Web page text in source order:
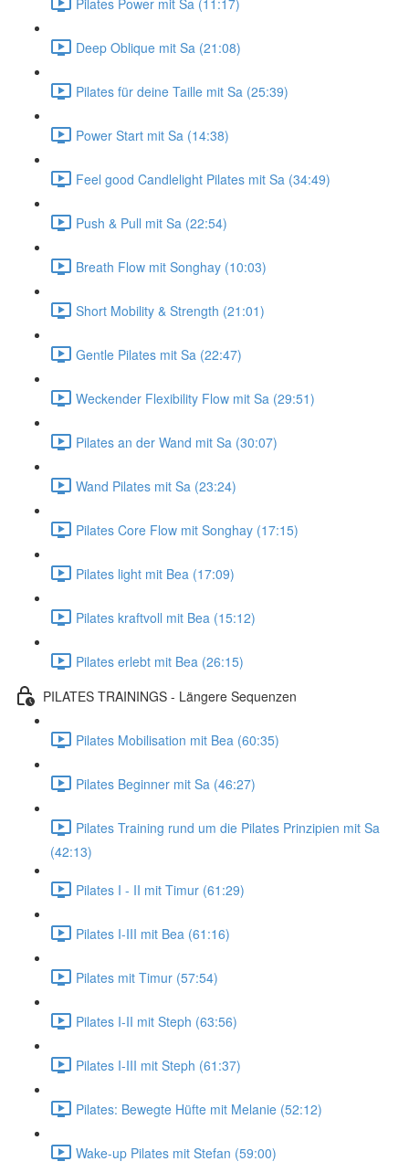
Deep Oblique mit Sa (21:08)
Pilates für deine Taille mit Sa (25:39)
Power Start mit Sa (14:38)
Feel good Candlelight Pilates mit Sa (34:49)
Push & Pull mit Sa (22:54)
Breath Flow mit Songhay (10:03)
Short Mobility & Strength (21:01)
Gentle Pilates mit Sa (22:47)
Weckender Flexibility Flow mit Sa (29:51)
Pilates an der Wand mit Sa (30:07)
Wand Pilates mit Sa (23:24)
Pilates Core Flow mit Songhay (17:15)
Pilates light mit Bea (17:09)
Pilates kraftvoll mit Bea (15:12)
Pilates erlebt mit Bea (26:15)
PILATES TRAININGS - Längere Sequenzen
Pilates Mobilisation mit Bea (60:35)
Pilates Beginner mit Sa (46:27)
Pilates Training rund um die Pilates Prinzipien mit Sa
(42:13)
Pilates I - II mit Timur (61:29)
Pilates I-III mit Bea (61:16)
Pilates mit Timur (57:54)
Pilates I-II mit Steph (63:56)
Pilates I-III mit Steph (61:37)
Pilates: Bewegte Hüfte mit Melanie (52:12)
Wake-up Pilates mit Stefan (59:00)